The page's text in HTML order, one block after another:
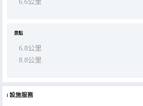
6.6公里
景點
6.8公里
8.8公里
設施服務